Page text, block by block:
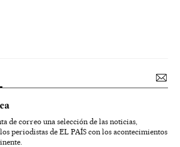
de correo una selección de las noticias,
periodistas de EL PAÍS con los acontecimientos